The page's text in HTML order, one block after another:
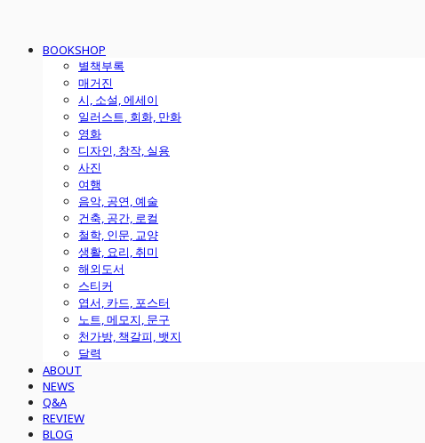
BOOKSHOP
별책부록
매거진
시, 소설, 에세이
일러스트, 회화, 만화
영화
디자인, 창작, 실용
사진
여행
음악, 공연, 예술
건축, 공간, 로컬
철학, 인문, 교양
생활, 요리, 취미
해외도서
스티커
엽서, 카드, 포스터
노트, 메모지, 문구
천가방, 책갈피, 뱃지
달력
ABOUT
NEWS
Q&A
REVIEW
BLOG